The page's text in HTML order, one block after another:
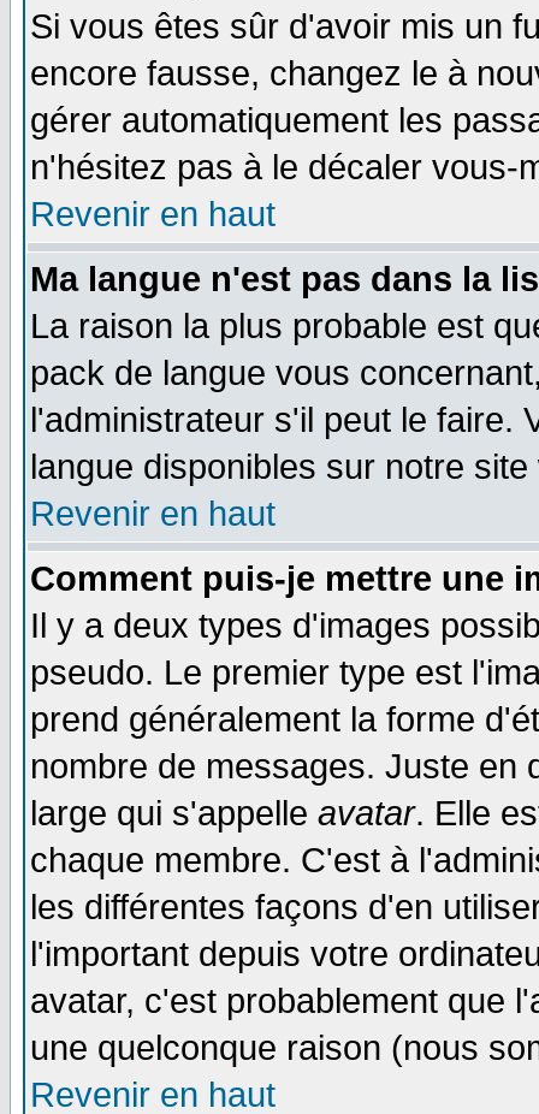
Si vous êtes sûr d'avoir mis un
encore fausse, changez le à
gérer automatiquement les
n'hésitez pas à le décaler vous-
Revenir en haut
Ma langue n'est pas dans la
La raison la plus probable est
pack de langue vous
l'administrateur s'il peut le faire.
langue disponibles sur notre site
Revenir en haut
Comment puis-je mettre une
Il y a deux types d'images
pseudo. Le premier type est
prend généralement la forme
nombre de messages. Juste en
large qui s'appelle avatar. Elle
chaque membre. C'est à
les différentes façons d'en
l'important depuis votre
avatar, c'est probablement que
une quelconque raison (nous
Revenir en haut